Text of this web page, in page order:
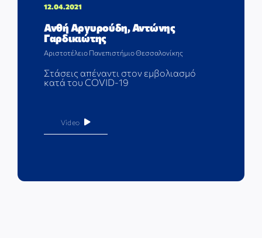
12.04.2021
Ανθή Αργυρούδη, Αντώνης
Γαρδικιώτης
Αριστοτέλειο Πανεπιστήμιο Θεσσαλονίκης
Στάσεις απέναντι στον εμβολιασμό
κατά του COVID-19
Video